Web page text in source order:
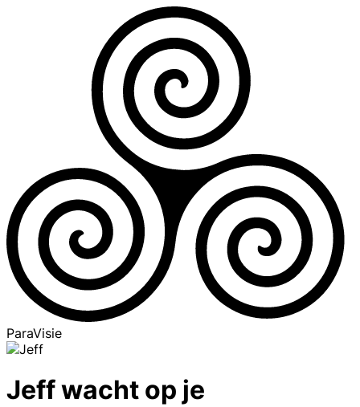
ParaVisie
Jeff wacht op je